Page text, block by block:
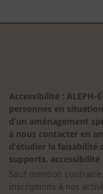
Accessibilité : ALEPH-
personnes en
d’un aménagement
à nous contacter en
d’étudier la
supports, accessibilité
Sauf mention
inscriptions à nos